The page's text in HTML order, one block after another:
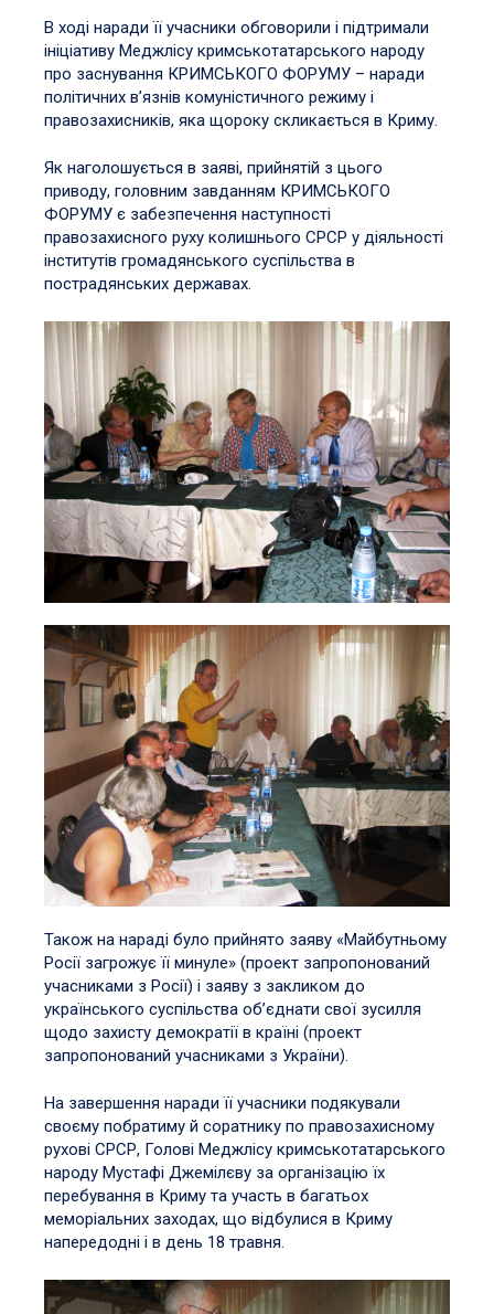
В ході наради її учасники обговорили і підтримали
ініціативу Меджлісу кримськотатарського народу
про заснування КРИМСЬКОГО ФОРУМУ – наради
політичних в’язнів комуністичного режиму і
правозахисників, яка щороку скликається в Криму.
Як наголошується в заяві, прийнятій з цього
приводу, головним завданням КРИМСЬКОГО
ФОРУМУ є забезпечення наступності
правозахисного руху колишнього СРСР у діяльності
інститутів громадянського суспільства в
пострадянських державах.
Також на нараді було прийнято заяву «Майбутньому
Росії загрожує її минуле» (проект запропонований
учасниками з Росії) і заяву з закликом до
українського суспільства об’єднати свої зусилля
щодо захисту демократії в країні (проект
запропонований учасниками з України).
На завершення наради її учасники подякували
своєму побратиму й соратнику по правозахисному
рухові СРСР, Голові Меджлісу кримськотатарського
народу Мустафі Джемілєву за організацію їх
перебування в Криму та участь в багатьох
меморіальних заходах, що відбулися в Криму
напередодні і в день 18 травня.